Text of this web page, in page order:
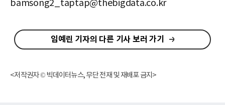
bamsong2_taptap@thebigdata.co.kr
임예린 기자의 다른 기사 보러 가기
<저작권자 © 빅데이터뉴스, 무단 전재 및 재배포 금지>